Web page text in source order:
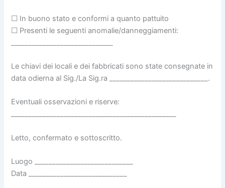
☐ In buono stato e conformi a quanto pattuito
☐ Presenti le seguenti anomalie/danneggiamenti:
Le chiavi dei locali e dei fabbricati sono state consegnate in
data odierna al Sig./La Sig.ra ____________________________.
Eventuali osservazioni e riserve:
Letto, confermato e sottoscritto.
Luogo ____________________________
Data ____________________________